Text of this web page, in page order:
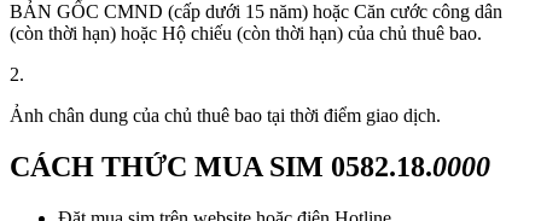
BẢN GỐC CMND (cấp dưới 15 năm) hoặc Căn cước công dân
(còn thời hạn) hoặc Hộ chiếu (còn thời hạn) của chủ thuê bao.
2.
Ảnh chân dung của chủ thuê bao tại thời điểm giao dịch.
CÁCH THỨC MUA SIM 0582.18.0000